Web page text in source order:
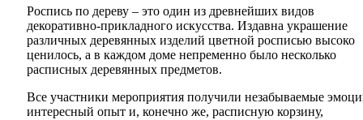
Роспись по дереву – это один из древнейших видов
декоративно-прикладного искусства. Издавна украшение
различных деревянных изделий цветной росписью высоко
ценилось, а в каждом доме непременно было несколько
расписных деревянных предметов.
Все участники мероприятия получили незабываемые
интересный опыт и, конечно же, расписную корзину,